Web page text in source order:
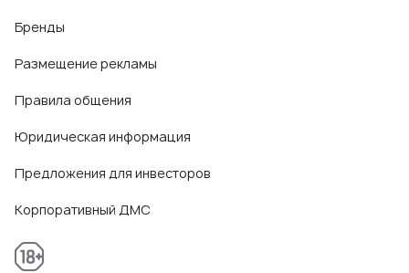
Бренды
Размещение рекламы
Правила общения
Юридическая информация
Предложения для инвесторов
Корпоративный ДМС